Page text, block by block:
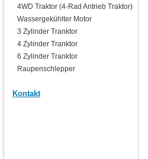
4WD Traktor (4-Rad Antrieb Traktor)
Wassergekühlter Motor
3 Zylinder Tranktor
4 Zylinder Tranktor
6 Zylinder Tranktor
Raupenschlepper
Kontakt